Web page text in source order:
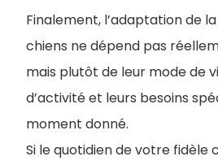
Finalement, l’adaptation de
chiens ne dépend pas
mais plutôt de leur mode de
d’activité et leurs besoins
moment donné.
Si le quotidien de votre fidèle